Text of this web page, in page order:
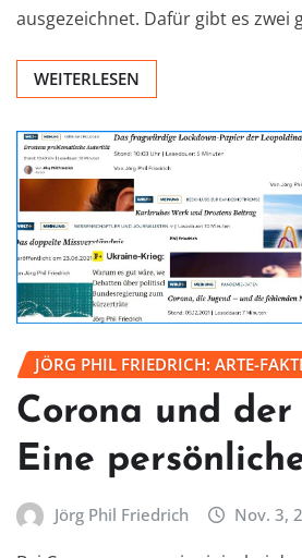
ausgezeichnet. Dafür gibt es zwei
WEITERLESEN
JÖRG PHIL FRIEDRICH: ARTE-
Corona und
Eine
Jörg Phil Friedrich Nov. 3,